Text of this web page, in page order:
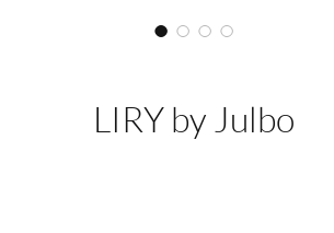
LIRY by Julbo